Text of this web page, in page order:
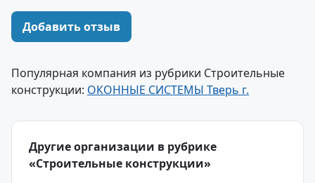
Добавить отзыв
Популярная компания из рубрики Строительные
конструкции: ОКОННЫЕ СИСТЕМЫ Тверь г.
Другие организации в рубрике
«Строительные конструкции»